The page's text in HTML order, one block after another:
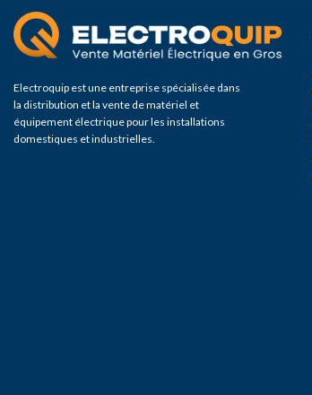
Electroquip est une entreprise spécialisée dans
la distribution et la vente de matériel et
équipement électrique pour les installations
domestiques et industrielles.